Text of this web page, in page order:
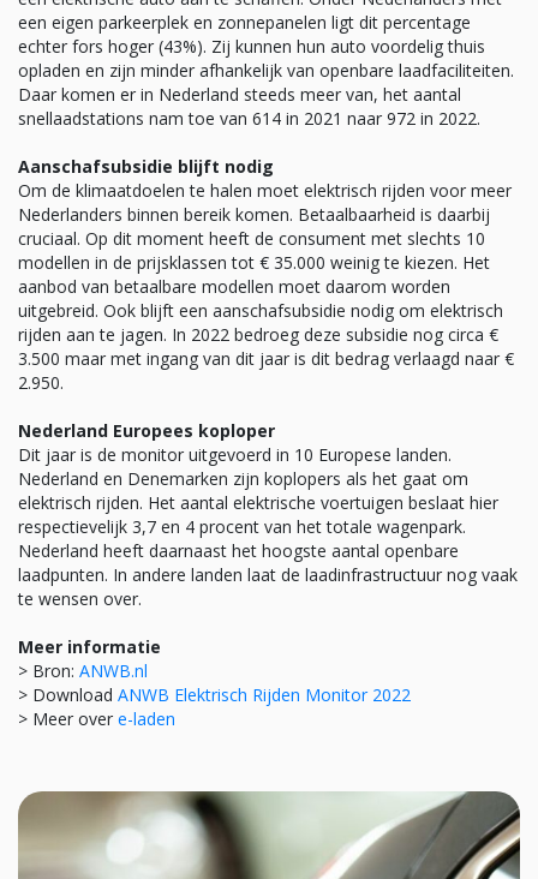
een eigen parkeerplek en zonnepanelen ligt dit percentage
echter fors hoger (43%). Zij kunnen hun auto voordelig thuis
opladen en zijn minder afhankelijk van openbare laadfaciliteiten.
Daar komen er in Nederland steeds meer van, het aantal
snellaadstations nam toe van 614 in 2021 naar 972 in 2022.
Aanschafsubsidie blijft nodig
Om de klimaatdoelen te halen moet elektrisch rijden voor meer
Nederlanders binnen bereik komen. Betaalbaarheid is daarbij
cruciaal. Op dit moment heeft de consument met slechts 10
modellen in de prijsklassen tot € 35.000 weinig te kiezen. Het
aanbod van betaalbare modellen moet daarom worden
uitgebreid. Ook blijft een aanschafsubsidie nodig om elektrisch
rijden aan te jagen. In 2022 bedroeg deze subsidie nog circa €
3.500 maar met ingang van dit jaar is dit bedrag verlaagd naar €
2.950.
Nederland Europees koploper
Dit jaar is de monitor uitgevoerd in 10 Europese landen.
Nederland en Denemarken zijn koplopers als het gaat om
elektrisch rijden. Het aantal elektrische voertuigen beslaat hier
respectievelijk 3,7 en 4 procent van het totale wagenpark.
Nederland heeft daarnaast het hoogste aantal openbare
laadpunten. In andere landen laat de laadinfrastructuur nog vaak
te wensen over.
Meer informatie
> Bron: ANWB.nl
> Download ANWB Elektrisch Rijden Monitor 2022
> Meer over e-laden